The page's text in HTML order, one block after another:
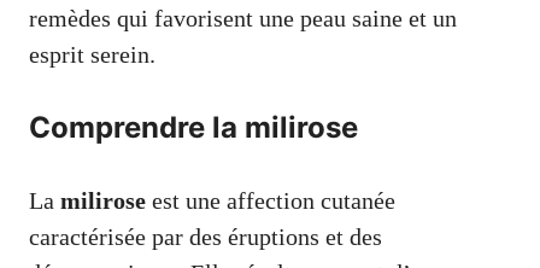
remèdes qui favorisent une peau saine et un
esprit serein.
Comprendre la milirose
La milirose est une affection cutanée
caractérisée par des éruptions et des